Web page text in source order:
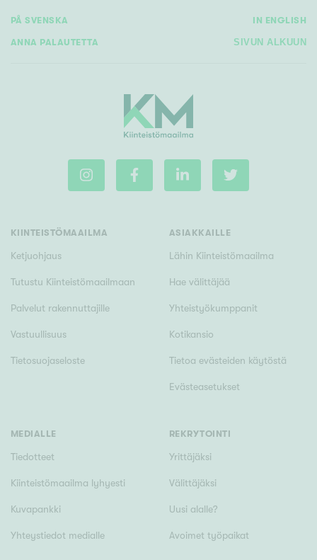
PÅ SVENSKA IN ENGLISH
ANNA PALAUTETTA SIVUN ALKUUN
KIINTEISTÖMAAILMA
Ketjuohjaus
Tutustu Kiinteistömaailmaan
Palvelut rakennuttajille
Vastuullisuus
Tietosuojaseloste
ASIAKKAILLE
Lähin Kiinteistömaailma
Hae välittäjää
Yhteistyökumppanit
Kotikansio
Tietoa evästeiden käytöstä
Evästeasetukset
MEDIALLE
Tiedotteet
Kiinteistömaailma lyhyesti
Kuvapankki
Yhteystiedot medialle
REKRYTOINTI
Yrittäjäksi
Välittäjäksi
Uusi alalle?
Avoimet työpaikat